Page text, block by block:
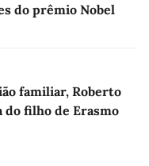
do prêmio Nobel
familiar, Roberto
do filho de Erasmo